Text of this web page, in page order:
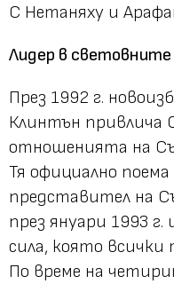
С Нетаняху и
Лидер в световните
През 1992 г.
Клинтън привлича
отношенията на
Тя официално
представител на
през януари 1993
сила, която
По време на